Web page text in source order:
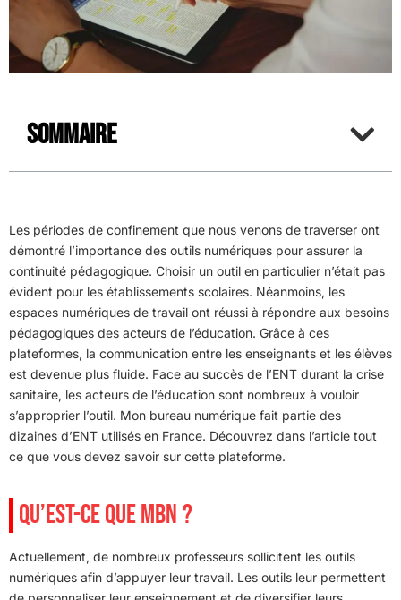
Sommaire
Les périodes de confinement que nous venons de traverser ont
démontré l’importance des outils numériques pour assurer la
continuité pédagogique. Choisir un outil en particulier n’était pas
évident pour les établissements scolaires. Néanmoins, les
espaces numériques de travail ont réussi à répondre aux besoins
pédagogiques des acteurs de l’éducation. Grâce à ces
plateformes, la communication entre les enseignants et les élèves
est devenue plus fluide. Face au succès de l’ENT durant la crise
sanitaire, les acteurs de l’éducation sont nombreux à vouloir
s’approprier l’outil. Mon bureau numérique fait partie des
dizaines d’ENT utilisés en France. Découvrez dans l’article tout
ce que vous devez savoir sur cette plateforme.
QU’EST-CE QUE MBN ?
Actuellement, de nombreux professeurs sollicitent les outils
numériques afin d’appuyer leur travail. Les outils leur permettent